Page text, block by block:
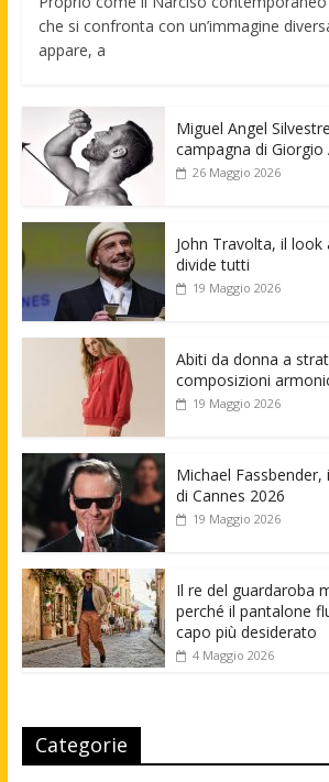
che si confronta con un’immagine
appare, a
Miguel Angel
campagna di Giorgio
26 Maggio 2026
John Travolta, il look
divide tutti
19 Maggio 2026
Abiti da donna a
composizioni
19 Maggio 2026
Michael
di Cannes 2026
19 Maggio 2026
Il re del guardaroba
perché il pantalone
capo più desiderato
4 Maggio 2026
Categorie